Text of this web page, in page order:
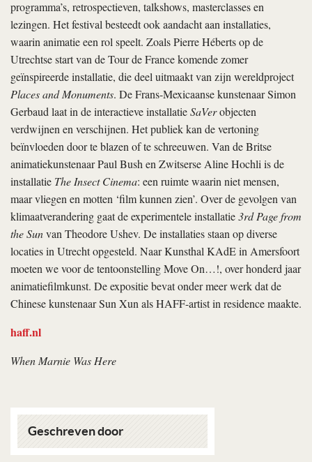
programma’s, retrospectieven, talkshows, masterclasses en
lezingen. Het festival besteedt ook aandacht aan installaties,
waarin animatie een rol speelt. Zoals Pierre Héberts op de
Utrechtse start van de Tour de France komende zomer
geïnspireerde installatie, die deel uitmaakt van zijn wereldproject
Places and Monuments. De Frans-­Mexicaanse kunstenaar Simon
Gerbaud laat in de interactieve installatieSaVerobjecten
verdwijnen en verschijnen. Het publiek kan de vertoning
beïnvloeden door te blazen of te schreeuwen. Van de Britse
animatiekunstenaar Paul Bush en Zwitserse Aline Hochli is de
installatie The Insect Cinema: een ruimte waarin niet mensen,
maar vliegen en motten ‘film kunnen zien’. Over de gevolgen van
klimaatverandering gaat de experimentele installatie3rd Page from
the Sunvan Theodore Ushev. De installaties staan op diverse
locaties in Utrecht opgesteld. Naar Kunsthal KAdE in Amersfoort
moeten we voor de tentoonstelling Move On…!, over honderd jaar
animatiefilmkunst. De expositie bevat onder meer werk dat de
Chinese kunstenaar Sun Xun als HAFF-artist in residence maakte.
haff.nl
When Marnie Was Here
Geschreven door